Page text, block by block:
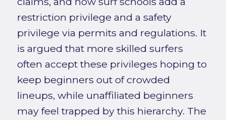
restriction privilege and a safety
privilege via permits and regulations. It
is argued that more skilled surfers
often accept these privileges hoping to
keep beginners out of crowded
lineups, while unaffiliated beginners
may feel trapped by this hierarchy. The